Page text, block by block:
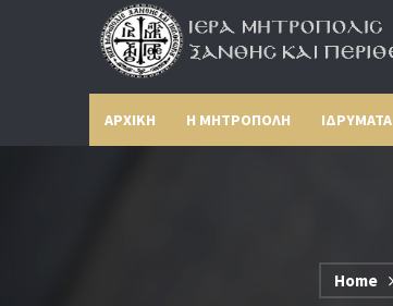
ΑΡΧΙΚΗ Η ΜΗΤΡΟΠΟΛΗ ΙΔΡΥΜΑΤΑ
Home